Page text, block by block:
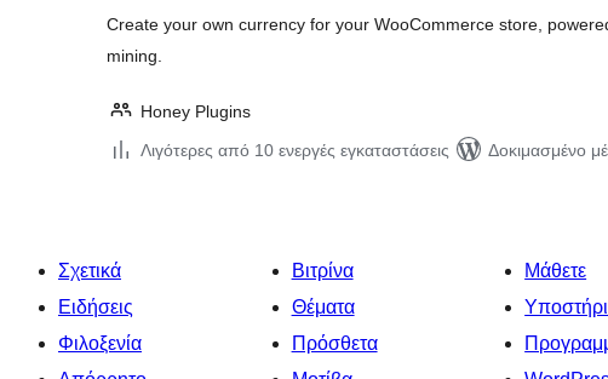
Create your own currency for your WooCommerce store,
mining.
Honey Plugins
Λιγότερες από 10 ενεργές εγκαταστάσεις
Δοκιμασμένο
Σχετικά
Ειδήσεις
Φιλοξενία
Βιτρίνα
Θέματα
Πρόσθετα
Μάθετε